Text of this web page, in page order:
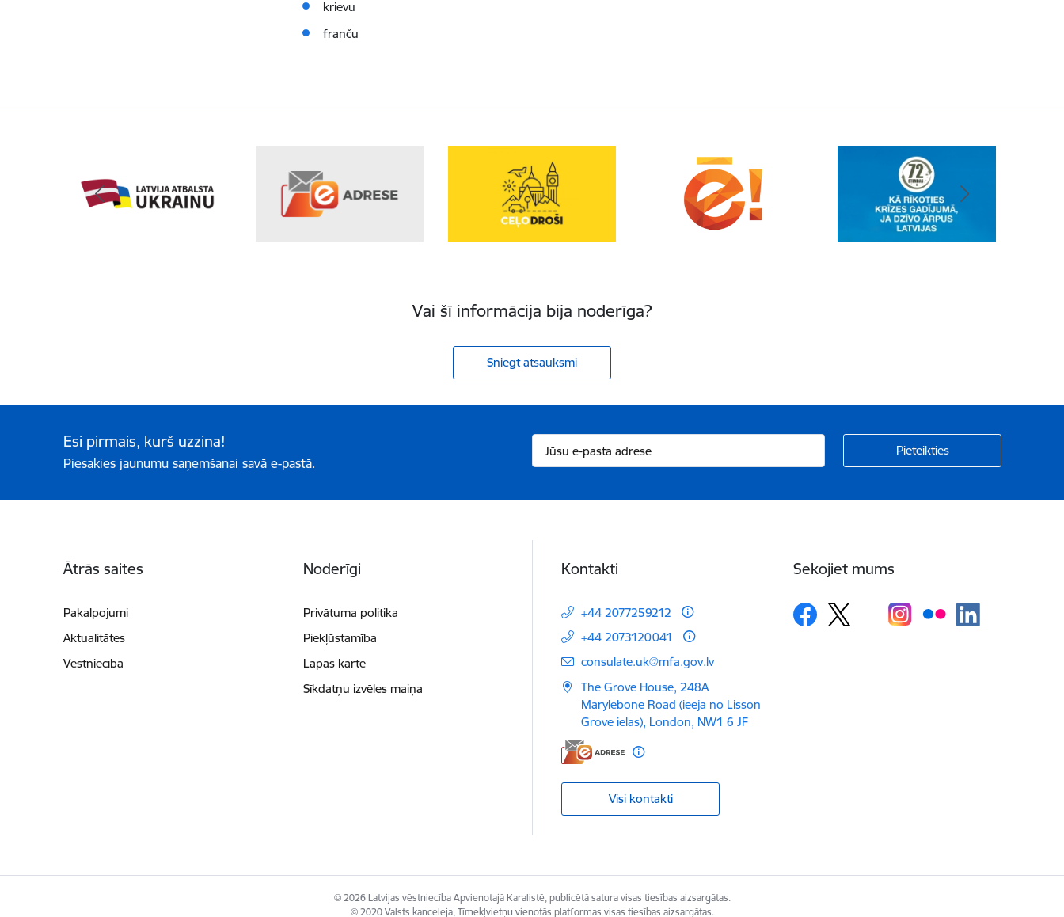
krievu
franču
Vai šī informācija bija noderīga?
Sniegt atsauksmi
Esi pirmais, kurš uzzina!
Piesakies jaunumu saņemšanai savā e-pastā.
Ātrās saites
Pakalpojumi
Aktualitātes
Vēstniecība
Noderīgi
Privātuma politika
Piekļūstamība
Lapas karte
Sīkdatņu izvēles maiņa
Kontakti
+44 2077259212
+44 2073120041
E-pasts:
consulate.uk@mfa.gov.lv
The Grove House, 248A
Marylebone Road (ieeja no Lisson
Grove ielas), London, NW1 6 JF
Visi kontakti
Sekojiet mums
© 2026 Latvijas vēstniecība Apvienotajā Karalistē, publicētā satura visas tiesības aizsargātas.
© 2020 Valsts kanceleja, Tīmekļvietņu vienotās platformas visas tiesības aizsargātas.